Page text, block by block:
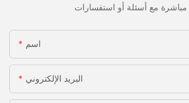
اسم
البريد الإلكتروني